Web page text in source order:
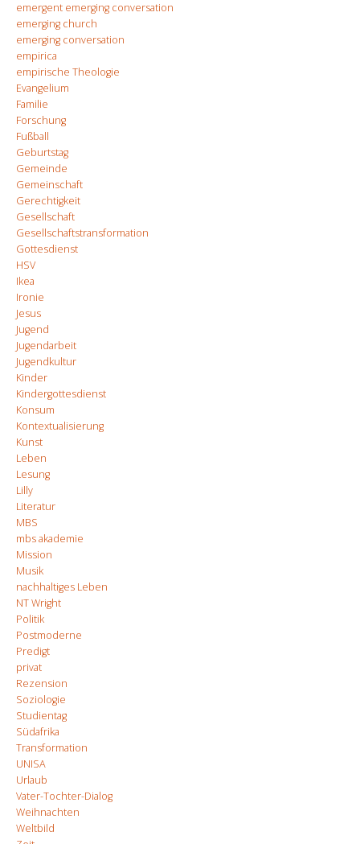
emergent emerging conversation
emerging church
emerging conversation
empirica
empirische Theologie
Evangelium
Familie
Forschung
Fußball
Geburtstag
Gemeinde
Gemeinschaft
Gerechtigkeit
Gesellschaft
Gesellschaftstransformation
Gottesdienst
HSV
Ikea
Ironie
Jesus
Jugend
Jugendarbeit
Jugendkultur
Kinder
Kindergottesdienst
Konsum
Kontextualisierung
Kunst
Leben
Lesung
Lilly
Literatur
MBS
mbs akademie
Mission
Musik
nachhaltiges Leben
NT Wright
Politik
Postmoderne
Predigt
privat
Rezension
Soziologie
Studientag
Südafrika
Transformation
UNISA
Urlaub
Vater-Tochter-Dialog
Weihnachten
Weltbild